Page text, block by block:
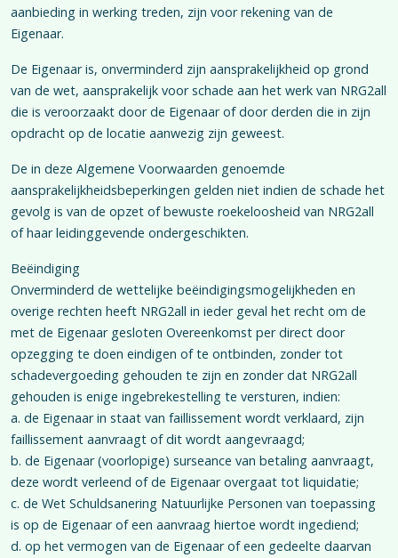
aanbieding in werking treden, zijn voor rekening van de
Eigenaar.
De Eigenaar is, onverminderd zijn aansprakelijkheid op grond
van de wet, aansprakelijk voor schade aan het werk van NRG2all
die is veroorzaakt door de Eigenaar of door derden die in zijn
opdracht op de locatie aanwezig zijn geweest.
De in deze Algemene Voorwaarden genoemde
aansprakelijkheidsbeperkingen gelden niet indien de schade het
gevolg is van de opzet of bewuste roekeloosheid van NRG2all
of haar leidinggevende ondergeschikten.
Beëindiging
Onverminderd de wettelijke beëindigingsmogelijkheden en
overige rechten heeft NRG2all in ieder geval het recht om de
met de Eigenaar gesloten Overeenkomst per direct door
opzegging te doen eindigen of te ontbinden, zonder tot
schadevergoeding gehouden te zijn en zonder dat NRG2all
gehouden is enige ingebrekestelling te versturen, indien:
a. de Eigenaar in staat van faillissement wordt verklaard, zijn
faillissement aanvraagt of dit wordt aangevraagd;
b. de Eigenaar (voorlopige) surseance van betaling aanvraagt,
deze wordt verleend of de Eigenaar overgaat tot liquidatie;
c. de Wet Schuldsanering Natuurlijke Personen van toepassing
is op de Eigenaar of een aanvraag hiertoe wordt ingediend;
d. op het vermogen van de Eigenaar of een gedeelte daarvan